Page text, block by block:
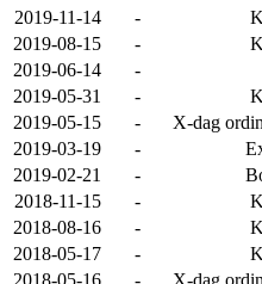
2019-11-14
-
2019-08-15
-
2019-06-14
-
2019-05-31
-
2019-05-15
-
X-dag
2019-03-19
-
2019-02-21
-
2018-11-15
-
2018-08-16
-
2018-05-17
-
2018-05-16
-
X-dag